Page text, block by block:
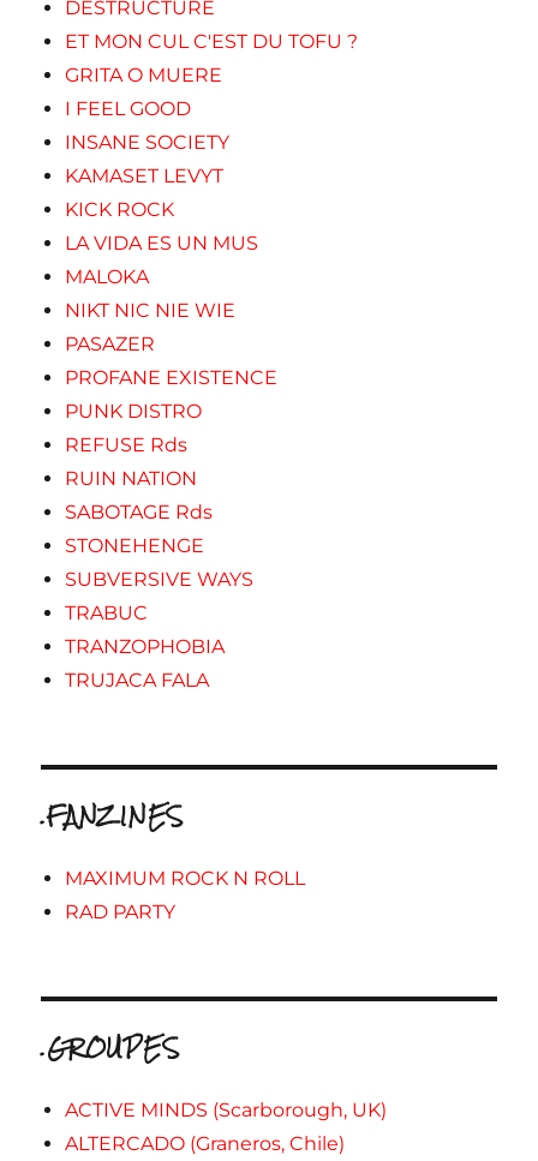
DESTRUCTURE
ET MON CUL C'EST DU TOFU ?
GRITA O MUERE
I FEEL GOOD
INSANE SOCIETY
KAMASET LEVYT
KICK ROCK
LA VIDA ES UN MUS
MALOKA
NIKT NIC NIE WIE
PASAZER
PROFANE EXISTENCE
PUNK DISTRO
REFUSE Rds
RUIN NATION
SABOTAGE Rds
STONEHENGE
SUBVERSIVE WAYS
TRABUC
TRANZOPHOBIA
TRUJACA FALA
.FANZINES
MAXIMUM ROCK N ROLL
RAD PARTY
.GROUPES
ACTIVE MINDS (Scarborough, UK)
ALTERCADO (Graneros, Chile)